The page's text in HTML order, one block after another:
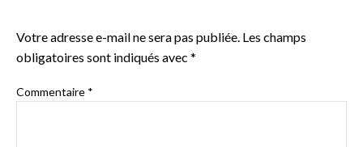
Votre adresse e-mail ne sera pas publiée. Les champs
obligatoires sont indiqués avec *
Commentaire *